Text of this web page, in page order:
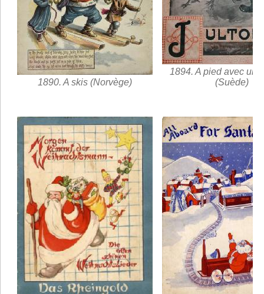
1890. A skis (Norvège)
1894. A pied avec un
(Suède)